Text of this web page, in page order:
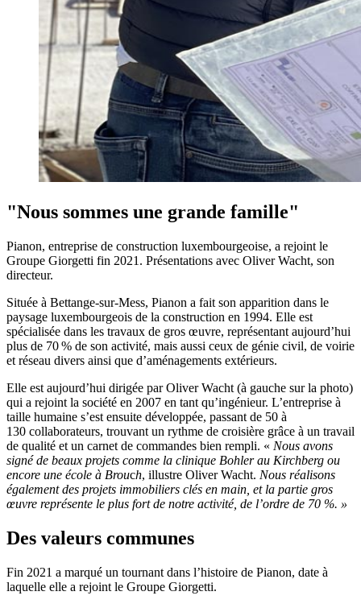
"Nous sommes une grande famille"
Pianon, entreprise de construction luxembourgeoise, a rejoint le
Groupe Giorgetti fin 2021. Présentations avec Oliver Wacht, son
directeur.
Située à Bettange-sur-Mess, Pianon a fait son apparition dans le
paysage luxembourgeois de la construction en 1994. Elle est
spécialisée dans les travaux de gros œuvre, représentant aujourd’hui
plus de 70 % de son activité, mais aussi ceux de génie civil, de voirie
et réseau divers ainsi que d’aménagements extérieurs.
Elle est aujourd’hui dirigée par Oliver Wacht (à gauche sur la photo)
qui a rejoint la société en 2007 en tant qu’ingénieur. L’entreprise à
taille humaine s’est ensuite développée, passant de 50 à
130 collaborateurs, trouvant un rythme de croisière grâce à un travail
de qualité et un carnet de commandes bien rempli. « Nous avons
signé de beaux projets comme la clinique Bohler au Kirchberg ou
encore une école à Brouch, illustre Oliver Wacht. Nous réalisons
également des projets immobiliers clés en main, et la partie gros
œuvre représente le plus fort de notre activité, de l’ordre de 70 %. »
Des valeurs communes
Fin 2021 a marqué un tournant dans l’histoire de Pianon, date à
laquelle elle a rejoint le Groupe Giorgetti.